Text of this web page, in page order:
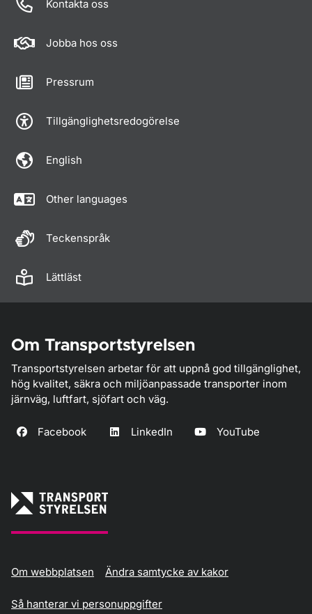
Kontakta oss
Jobba hos oss
Pressrum
Tillgänglighetsredogörelse
English
Other languages
Teckenspråk
Lättläst
Om Transportstyrelsen
Transportstyrelsen arbetar för att uppnå god tillgänglighet,
hög kvalitet, säkra och miljöanpassade transporter inom
järnväg, luftfart, sjöfart och väg.
Facebook LinkedIn YouTube
Om webbplatsen Ändra samtycke av kakor
Så hanterar vi personuppgifter